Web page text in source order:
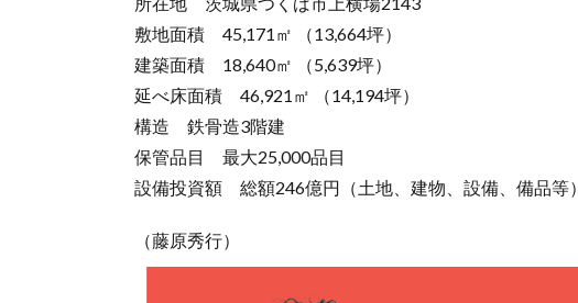
敷地面積 45,171㎡ （13,664坪）
建築面積 18,640㎡ （5,639坪）
延べ床面積 46,921㎡ （14,194坪）
構造 鉄骨造3階建
保管品目 最大25,000品目
設備投資額 総額246億円（土地、建物、設備、備品等）
（藤原秀行）